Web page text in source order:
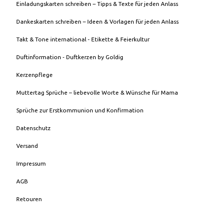
Einladungskarten schreiben – Tipps & Texte für jeden Anlass
Dankeskarten schreiben – Ideen & Vorlagen für jeden Anlass
Takt & Tone international - Etikette & Feierkultur
Duftinformation - Duftkerzen by Goldig
Kerzenpflege
Muttertag Sprüche – liebevolle Worte & Wünsche für Mama
Sprüche zur Erstkommunion und Konfirmation
Datenschutz
Versand
Impressum
AGB
Retouren